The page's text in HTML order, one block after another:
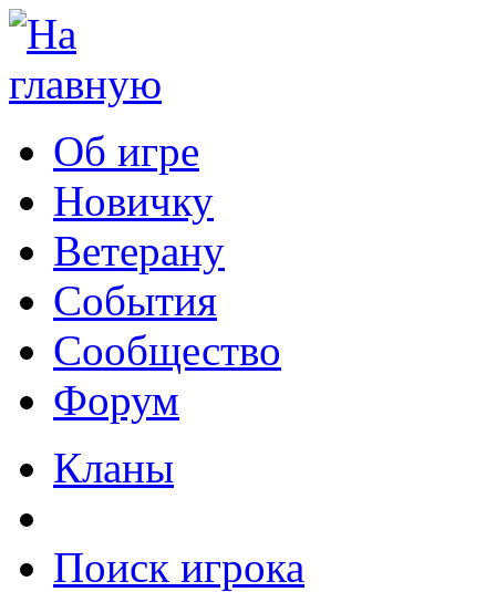
Об игре
Новичку
Ветерану
События
Сообщество
Форум
Кланы
Поиск игрока